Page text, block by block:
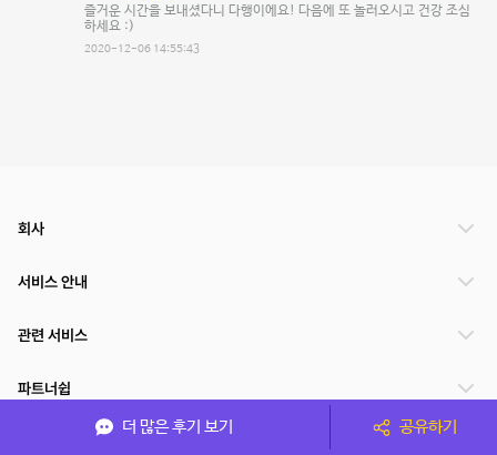
즐거운 시간을 보내셨다니 다행이에요! 다음에 또 놀러오시고 건강 조심
하세요 :)
2020-12-06 14:55:43
더 많은 후기 보기 공유하기
회사
서비스 안내
관련 서비스
파트너쉽
서비스 제공 국가